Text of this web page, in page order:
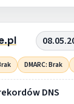
DMARC: Brak
DNS